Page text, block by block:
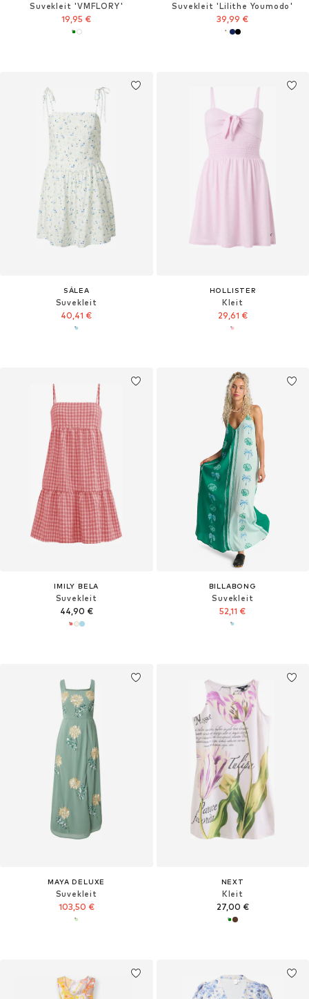
Suvekleit 'VMFLORY'
19,95 €
Suvekleit 'Lilithe Youmodo'
39,99 €
SÁLEA
Suvekleit
40,41 €
HOLLISTER
Kleit
29,61 €
IMILY BELA
Suvekleit
44,90 €
BILLABONG
Suvekleit
52,11 €
MAYA DELUXE
Suvekleit
103,50 €
NEXT
Kleit
27,00 €